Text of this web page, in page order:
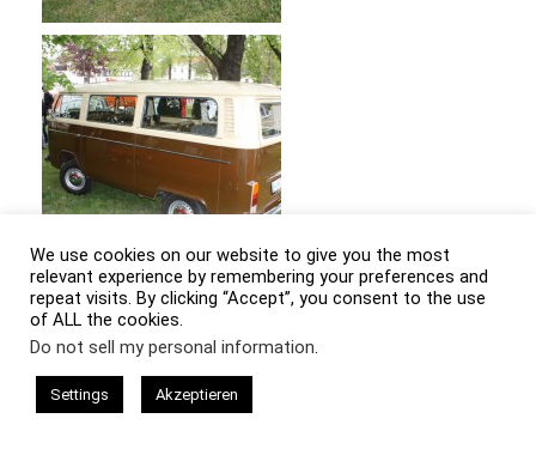
We use cookies on our website to give you the most
relevant experience by remembering your preferences and
repeat visits. By clicking “Accept”, you consent to the use
of ALL the cookies.
Do not sell my personal information.
Settings Akzeptieren